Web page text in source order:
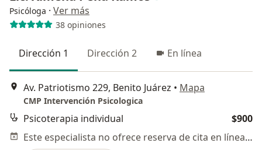
Psicóloga · Ver más
38 opiniones
Dirección 1 Dirección 2 En línea
Av. Patriotismo 229, Benito Juárez • Mapa
CMP Intervención Psicologica
Psicoterapia individual
$900
Este especialista no ofrece reserva de cita en línea en esta dirección.